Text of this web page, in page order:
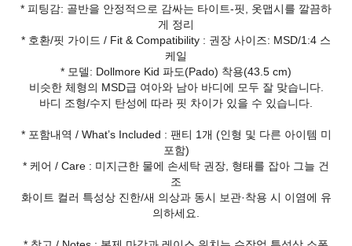
* 피팅감: 골반을 안정적으로 감싸는 타이트-핏, 옷맵시를 깔끔하
게 정리
* 호환/핏 가이드 / Fit & Compatibility : 권장 사이즈: MSD/1:4 스
케일
* 모델: Dollmore Kid 파도(Pado) 착용(43.5 cm)
비슷한 체형의 MSD급 여아와 남아 바디에 모두 잘 맞습니다.
바디 조형/수지 탄성에 따라 핏 차이가 있을 수 있습니다.
* 포함내역 / What’s Included : 팬티 1개 (인형 및 다른 아이템 미
포함)
* 케어 / Care : 미지근한 물에 손세탁 권장, 형태를 잡아 그늘 건
조
화이트 컬러 특성상 진한/새 의상과 동시 보관·착용 시 이염에 유
의하세요.